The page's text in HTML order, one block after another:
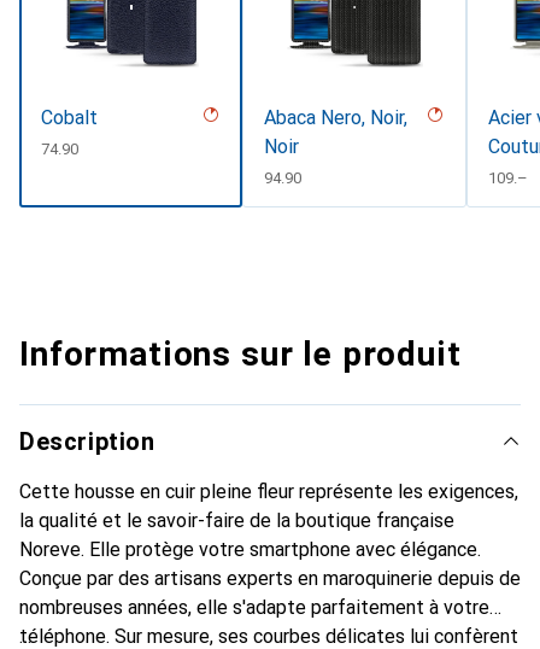
Cobalt
CHF
74.90
Abaca Nero, Noir,
Noir
CHF
94.90
Acier
CHF
109.–
Informations sur le produit
Description
Cette housse en cuir pleine fleur représente les exigences,
la qualité et le savoir-faire de la boutique française
Noreve. Elle protège votre smartphone avec élégance.
Conçue par des artisans experts en maroquinerie depuis de
nombreuses années, elle s'adapte parfaitement à votre
téléphone. Sur mesure, ses courbes délicates lui confèrent